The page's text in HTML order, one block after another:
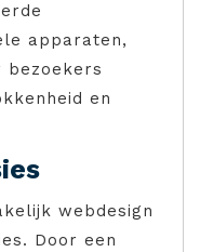
apparaten,
bezoekers
en
webdesign
Door een